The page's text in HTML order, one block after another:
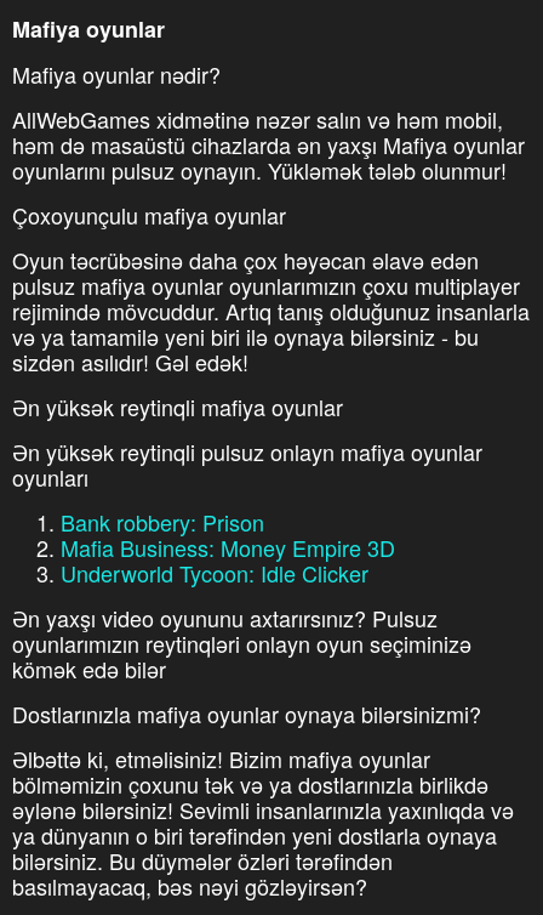
Mafiya oyunlar
Mafiya oyunlar nədir?
AllWebGames xidmətinə nəzər salın və həm mobil,
həm də masaüstü cihazlarda ən yaxşı Mafiya oyunlar
oyunlarını pulsuz oynayın. Yükləmək tələb olunmur!
Çoxoyunçulu mafiya oyunlar
Oyun təcrübəsinə daha çox həyəcan əlavə edən
pulsuz mafiya oyunlar oyunlarımızın çoxu multiplayer
rejimində mövcuddur. Artıq tanış olduğunuz insanlarla
və ya tamamilə yeni biri ilə oynaya bilərsiniz - bu
sizdən asılıdır! Gəl edək!
Ən yüksək reytinqli mafiya oyunlar
Ən yüksək reytinqli pulsuz onlayn mafiya oyunlar
oyunları
Bank robbery: Prison
Mafia Business: Money Empire 3D
Underworld Tycoon: Idle Clicker
Ən yaxşı video oyununu axtarırsınız? Pulsuz
oyunlarımızın reytinqləri onlayn oyun seçiminizə
kömək edə bilər
Dostlarınızla mafiya oyunlar oynaya bilərsinizmi?
Əlbəttə ki, etməlisiniz! Bizim mafiya oyunlar
bölməmizin çoxunu tək və ya dostlarınızla birlikdə
əylənə bilərsiniz! Sevimli insanlarınızla yaxınlıqda və
ya dünyanın o biri tərəfindən yeni dostlarla oynaya
bilərsiniz. Bu düymələr özləri tərəfindən
basılmayacaq, bəs nəyi gözləyirsən?